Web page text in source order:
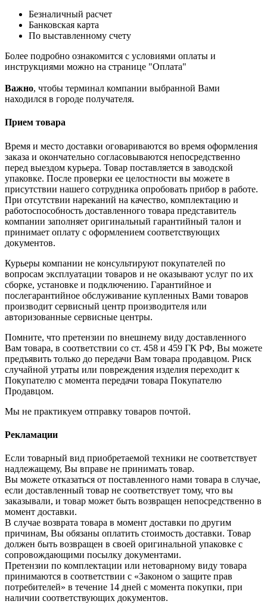
Безналичный расчет
Банковская карта
По выставленному счету
Более подробно ознакомится с условиями оплаты и
инструкциями можно на странице "Оплата"
Важно, чтобы терминал компании выбранной Вами
находился в городе получателя.
Прием товара
Время и место доставки оговариваются во время оформления
заказа и окончательно согласовываются непосредственно
перед выездом курьера. Товар поставляется в заводской
упаковке. После проверки ее целостности вы можете в
присутствии нашего сотрудника опробовать прибор в работе.
При отсутствии нареканий на качество, комплектацию и
работоспособность доставленного товара представитель
компании заполняет оригинальный гарантийный талон и
принимает оплату с оформлением соответствующих
документов.
Курьеры компании не консультируют покупателей по
вопросам эксплуатации товаров и не оказывают услуг по их
сборке, установке и подключению. Гарантийное и
послегарантийное обслуживание купленных Вами товаров
производит сервисный центр производителя или
авторизованные сервисные центры.
Помните, что претензии по внешнему виду доставленного
Вам товара, в соответствии со ст. 458 и 459 ГК РФ, Вы можете
предъявить только до передачи Вам товара продавцом. Риск
случайной утраты или повреждения изделия переходит к
Покупателю с момента передачи товара Покупателю
Продавцом.
Мы не практикуем отправку товаров почтой.
Рекламации
Если товарный вид приобретаемой техники не соответствует
надлежащему, Вы вправе не принимать товар.
Вы можете отказаться от поставленного нами товара в случае,
если доставленный товар не соответствует тому, что вы
заказывали, и товар может быть возвращен непосредственно в
момент доставки.
В случае возврата товара в момент доставки по другим
причинам, Вы обязаны оплатить стоимость доставки. Товар
должен быть возвращен в своей оригинальной упаковке с
сопровождающими посылку документами.
Претензии по комплектации или нетоварному виду товара
принимаются в соответствии с «Законом о защите прав
потребителей» в течение 14 дней с момента покупки, при
наличии соответствующих документов.